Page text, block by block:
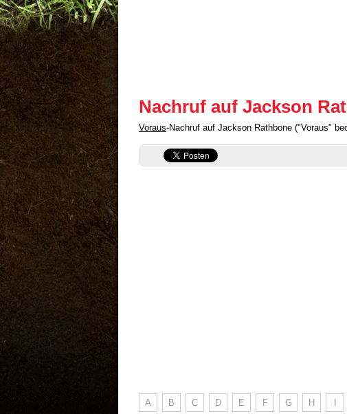
Nachruf auf Jackson
Voraus-Nachruf auf Jackson Rathbone ("Voraus"
A B C D E F G H